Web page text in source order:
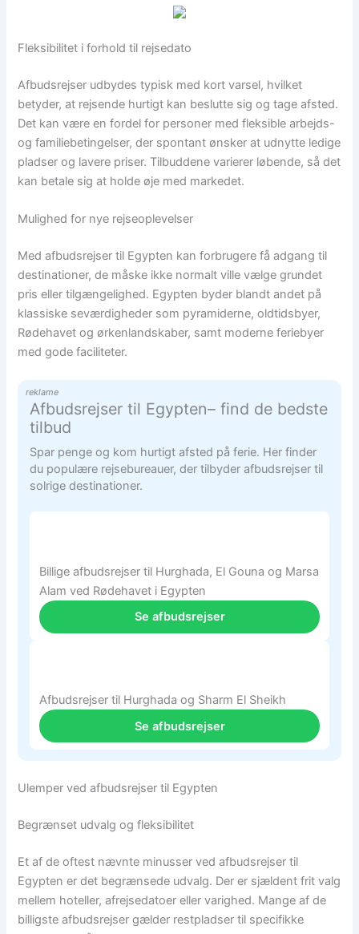
Fleksibilitet i forhold til rejsedato
Afbudsrejser udbydes typisk med kort varsel, hvilket
betyder, at rejsende hurtigt kan beslutte sig og tage afsted.
Det kan være en fordel for personer med fleksible arbejds-
og familiebetingelser, der spontant ønsker at udnytte ledige
pladser og lavere priser. Tilbuddene varierer løbende, så det
kan betale sig at holde øje med markedet.
Mulighed for nye rejseoplevelser
Med afbudsrejser til Egypten kan forbrugere få adgang til
destinationer, de måske ikke normalt ville vælge grundet
pris eller tilgængelighed. Egypten byder blandt andet på
klassiske seværdigheder som pyramiderne, oldtidsbyer,
Rødehavet og ørkenlandskaber, samt moderne feriebyer
med gode faciliteter.
reklame
Afbudsrejser til Egypten– find de bedste
tilbud
Spar penge og kom hurtigt afsted på ferie. Her finder
du populære rejsebureauer, der tilbyder afbudsrejser til
solrige destinationer.
Billige afbudsrejser til Hurghada, El Gouna og Marsa
Alam ved Rødehavet i Egypten
Se afbudsrejser
Afbudsrejser til Hurghada og Sharm El Sheikh
Se afbudsrejser
Ulemper ved afbudsrejser til Egypten
Begrænset udvalg og fleksibilitet
Et af de oftest nævnte minusser ved afbudsrejser til
Egypten er det begrænsede udvalg. Der er sjældent frit valg
mellem hoteller, afrejsedatoer eller varighed. Mange af de
billigste afbudsrejser gælder restpladser til specifikke